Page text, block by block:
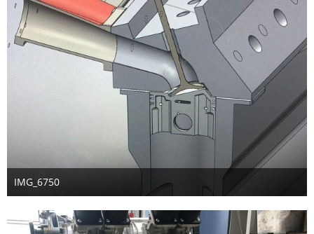
IMG_6750
8. Februar 2026